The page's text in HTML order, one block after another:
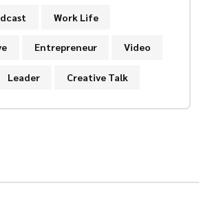
Work Life
Entrepreneur Video
Leader Creative Talk